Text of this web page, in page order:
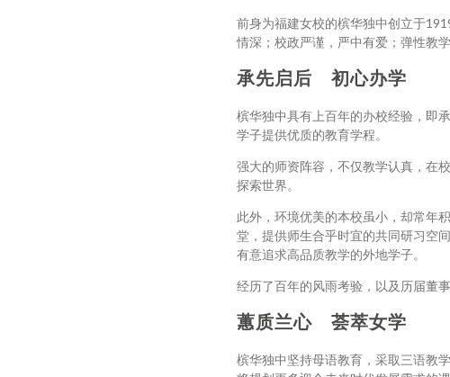
前身为福建女校的槟华独中创立于
情深；校政严谨，严中有爱；弹性教
承先启后 初心办学
槟华独中具有上百年的办校经验，即
学子提供优质的教育学程。
强大的师资阵容，不仅教学认真，在
探索世界。
此外，环境优美的本校虽小，却常年
堂，提供师生合乎时宜的共同研习空
有意追求高品质教学的外地学子。
经历了百年的风雨考验，以及历届董
蕙质兰心 荟萃女学
槟华独中坚持母语教育，采取三语教